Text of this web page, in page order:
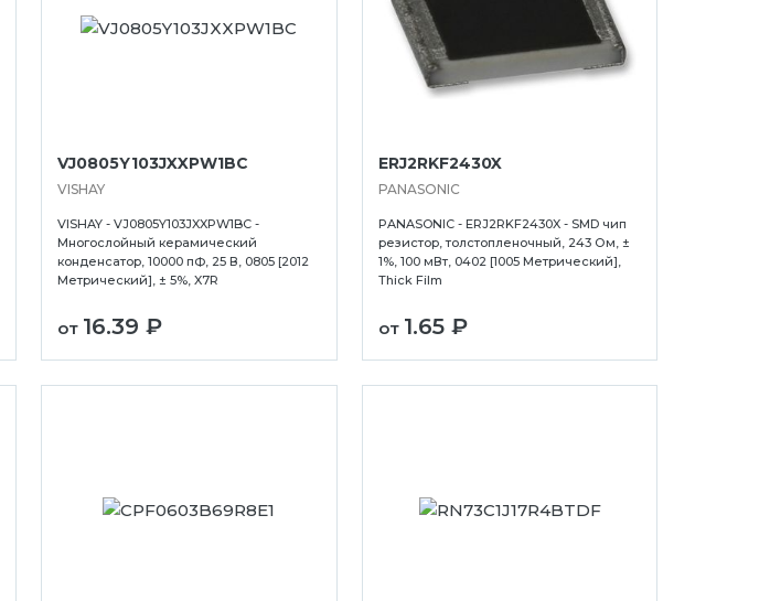
VJ0805Y103JXXPW1BC
VISHAY
VISHAY - VJ0805Y103JXXPW1BC -
Многослойный керамический
конденсатор, 10000 пФ, 25 В, 0805 [2012
Метрический], ± 5%, X7R
от 16.39 ₽
ERJ2RKF2430X
PANASONIC
PANASONIC - ERJ2RKF2430X - SMD чип
резистор, толстопленочный, 243 Ом, ±
1%, 100 мВт, 0402 [1005 Метрический],
Thick Film
от 1.65 ₽